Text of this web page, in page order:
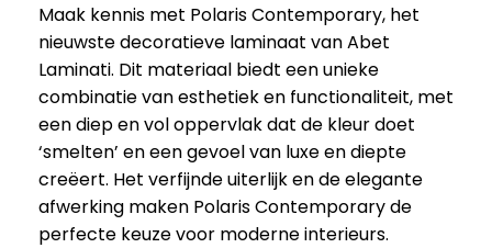
Maak kennis met Polaris Contemporary, het
nieuwste decoratieve laminaat van Abet
Laminati. Dit materiaal biedt een unieke
combinatie van esthetiek en functionaliteit, met
een diep en vol oppervlak dat de kleur doet
‘smelten’ en een gevoel van luxe en diepte
creëert. Het verfijnde uiterlijk en de elegante
afwerking maken Polaris Contemporary de
perfecte keuze voor moderne interieurs.